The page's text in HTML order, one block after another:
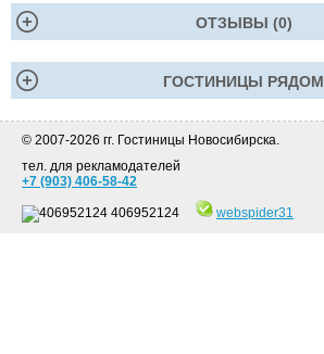
ОТЗЫВЫ (0)
ГОСТИНИЦЫ РЯДОМ
© 2007-2026 гг. Гостиницы Новосибирска.
тел. для рекламодателей
+7 (903) 406-58-42
406952124 webspider31